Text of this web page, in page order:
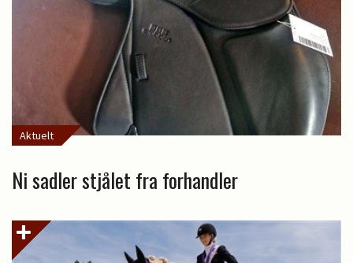
Aktuelt
Ni sadler stjålet fra forhandler